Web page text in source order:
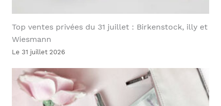
Top ventes privées du 31 juillet : Birkenstock, illy et
Wiesmann
Le 31 juillet 2026